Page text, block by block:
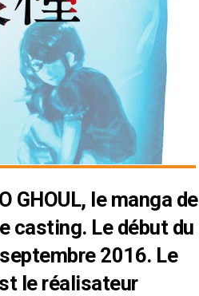
GHOUL, le manga de
casting. Le début du
2016. Le
le réalisateur